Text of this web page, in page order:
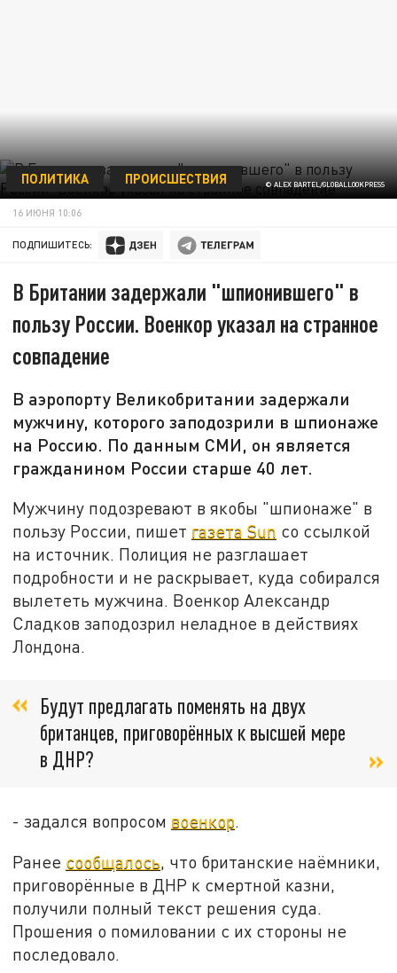
© ALEX BARTEL/GLOBALLOOKPRESS
ПОЛИТИКА ПРОИСШЕСТВИЯ
16 ИЮНЯ 10:06
ПОДПИШИТЕСЬ:
В Британии задержали "шпионившего" в
пользу России. Военкор указал на странное
совпадение
В аэропорту Великобритании задержали
мужчину, которого заподозрили в шпионаже
на Россию. По данным СМИ, он является
гражданином России старше 40 лет.
Мужчину подозревают в якобы "шпионаже" в
пользу России, пишет газета Sun со ссылкой
на источник. Полиция не разглашает
подробности и не раскрывает, куда собирался
вылететь мужчина. Военкор Александр
Сладков заподозрил неладное в действиях
Лондона.
Будут предлагать поменять на двух
британцев, приговорённых к высшей мере
в ДНР?
- задался вопросом военкор.
Ранее сообщалось, что британские наёмники,
приговорённые в ДНР к смертной казни,
получили полный текст решения суда.
Прошения о помиловании с их стороны не
последовало.